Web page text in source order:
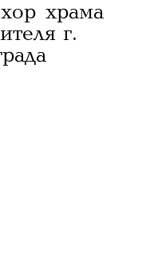
храма
г.